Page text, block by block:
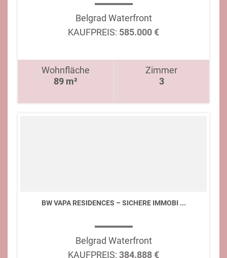
Belgrad Waterfront
KAUFPREIS: 585.000 €
Wohnfläche
89 m²
Zimmer
3
BW VAPA RESIDENCES – SICHERE IMMOBI ...
Belgrad Waterfront
KAUFPREIS: 384.888 €